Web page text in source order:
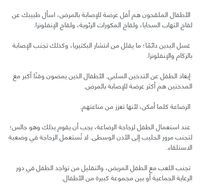
الأطفال الملقحون هم أقل عرضة للإصابة بالمرض، اسأل طبيبك عن
لقاح التهاب السحايا، ولقاح المكورات الرئوية، ولقاح الإنفلونزا.
غسل اليدين دائمًا؛ ما يقلل من انتشار البكتيريا، وكذلك تجنب الإصابة
بالزكام والإنفلونزا.
إبعاد الطفل عن التدخين السلبي. الأطفال الذين يمضون وقتًا أكبر مع
المدخنين هم أكثر عرضة للإصابة بالمرض.
الرضاعة كلما أمكن، لأنها تعزز من مناعتهم.
عند استعمال الطفل لزجاجة الرضاعة، يجب أن يقوم بذلك وهو جالس؛
لتجنب مرور الحليب إلى الأذن الوسطى. لا تُستعمل الزجاجة في وضعية
الاستلقاء.
تجنب اللعب مع الطفل المريض، والتقليل من تواجد الطفل في دور
الرعاية الجماعية أو بين مجموعة كبيرة من الأطفال.